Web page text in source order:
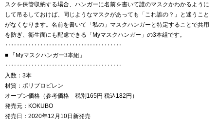
スクを保管収納する場合、ハンガーに名前を書いて誰のマスクかわかるように
して吊るしておけば、同じようなマスクがあっても「これ誰の？」と迷うこと
がなくなります。名前を書いて「私の」マスクハンガーと特定することで共用
を防ぎ、衛生面にも配慮できる「Myマスクハンガー」の3本組です。
‥‥‥‥‥‥‥‥‥‥‥‥‥‥‥‥‥‥‥‥
■ 「Myマスクハンガー3本組」
‥‥‥‥‥‥‥‥‥‥‥‥‥‥‥‥‥‥‥‥
入数：3本
材質：ポリプロピレン
オープン価格（参考価格 税別165円 税込182円）
発売元：KOKUBO
発売日：2020年12月10日新発売